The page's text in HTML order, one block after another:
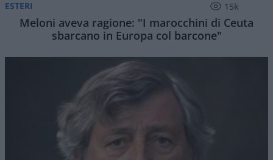
ESTERI 15k
Meloni aveva ragione: "I marocchini di Ceuta
sbarcano in Europa col barcone"